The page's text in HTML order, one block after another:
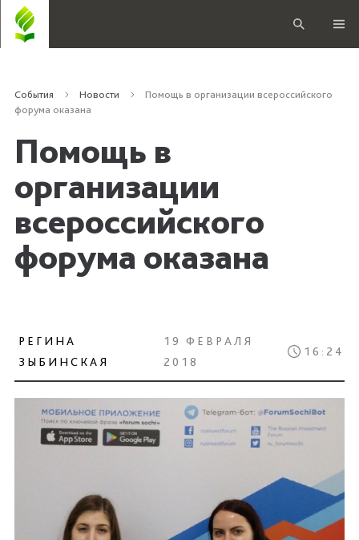
События Новости
Помощь в организации всероссийского
форума оказана
Помощь в
организации
всероссийского
форума оказана
РЕГИНА
ЗЫБИНСКАЯ
19 ФЕВРАЛЯ
2018
16:24